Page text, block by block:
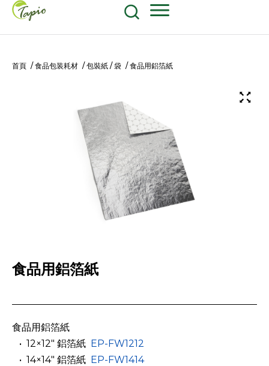
首頁 / 食品包装耗材 / 包裝紙 / 袋 / 食品用鋁箔紙
食品用鋁箔紙
食品用鋁箔紙
­ ­ • 12×12″ 鋁箔紙 EP-FW1212
­ ­ • 14×14″ 鋁箔紙 EP-FW1414